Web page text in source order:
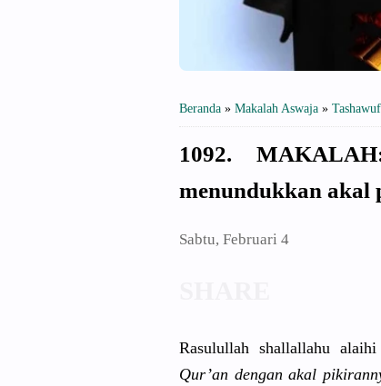
Beranda » Makalah Aswaja » Tashawuf
1092.
menundukkan akal
Sabtu, Februari 4
Rasulullah shallallahu alaihi
Qur’an dengan akal